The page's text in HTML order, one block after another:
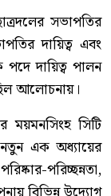
সভাপতির
দায়িত্ব এবং
দায়িত্ব পালন
আলোচনায়।
ময়মনসিংহ সিটি
এক অধ্যায়ের
পরিচ্ছন্নতা,